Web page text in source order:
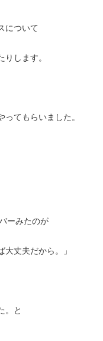
について
します。
てもらいました。
ーみたのが
丈夫だから。」
。と